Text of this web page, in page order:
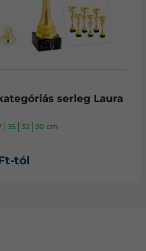
Középkategóriás serleg
33.5 31.5 29 cm
3 990 Ft-tól